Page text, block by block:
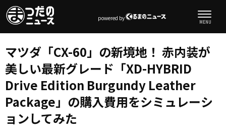
powered by
マツダ「CX-60」の新境地！ 赤内装が
美しい最新グレード「XD-HYBRID
Drive Edition Burgundy Leather
Package」の購入費用をシミュレーシ
ョンしてみた